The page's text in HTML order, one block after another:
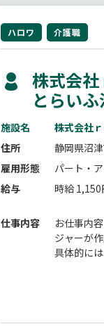
ハロワ 介護職
株式会
とらいふ
施設名
株式会社
住所
静岡県沼
雇用形態
パート・
給与
時給
仕事内容
お仕事内
ジャーが
具体的に